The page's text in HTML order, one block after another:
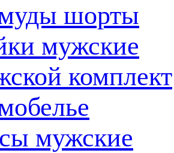
шорты
мужские
комплект
мужские